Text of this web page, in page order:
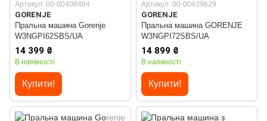
Артикул: 00-00408484
GORENJE
Пральна машина Gorenje
W3NGPI62SBS/UA
14 399 ₴
В наявності
Купити!
Артикул: 00-00439629
GORENJE
Пральна машина GORENJE
W3NGPI72SBS/UA
14 899 ₴
В наявності
Купити!